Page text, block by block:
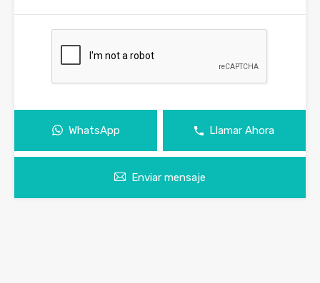
WhatsApp Llamar Ahora
Enviar mensaje